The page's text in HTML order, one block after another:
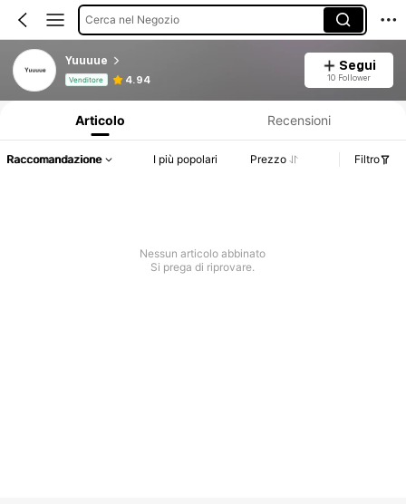
Cerca nel Negozio
Yuuuue
Venditore 4.94
Segui
10 Follower
Articolo Recensioni
Raccomandazione I più popolari Prezzo Filtro
Nessun articolo abbinato
Si prega di riprovare.